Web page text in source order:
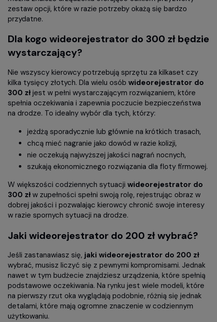
zestaw opcji, które w razie potrzeby okażą się bardzo
przydatne.
Dla kogo wideorejestrator do 300 zł będzie
wystarczający?
Nie wszyscy kierowcy potrzebują sprzętu za kilkaset czy
kilka tysięcy złotych. Dla wielu osób wideorejestrator do
300 złjest w pełni wystarczającym rozwiązaniem, które
spełnia oczekiwania i zapewnia poczucie bezpieczeństwa
na drodze. To idealny wybór dla tych, którzy:
jeżdżą sporadycznie lub głównie na krótkich trasach,
chcą mieć nagranie jako dowód w razie kolizji,
nie oczekują najwyższej jakości nagrań nocnych,
szukają ekonomicznego rozwiązania dla floty firmowej.
W większości codziennych sytuacji wideorejestrator do
300 złw zupełności spełni swoją rolę, rejestrując obraz w
dobrej jakości i pozwalając kierowcy chronić swoje interesy
w razie spornych sytuacji na drodze.
Jaki wideorejestrator do 200 złwybrać?
Jeśli zastanawiasz się, jaki wideorejestrator do 200 zł
wybrać, musisz liczyć się z pewnymi kompromisami. Jednak
nawet w tym budżecie znajdziesz urządzenia, które spełnią
podstawowe oczekiwania. Na rynku jest wiele modeli, które
na pierwszy rzut oka wyglądają podobnie, różnią się jednak
detalami, które mają ogromne znaczenie w codziennym
użytkowaniu.